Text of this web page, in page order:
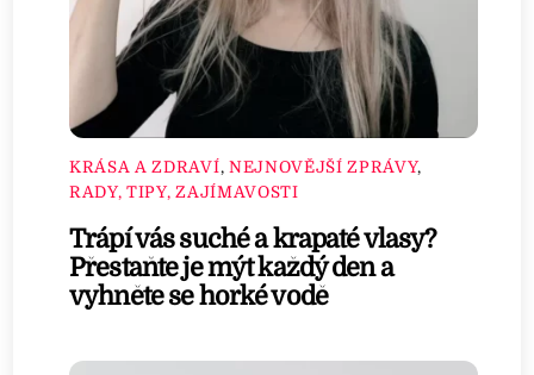
KRÁSA A ZDRAVÍ, NEJNOVĚJŠÍ ZPRÁVY,
RADY, TIPY, ZAJÍMAVOSTI
Trápí vás suché a krapaté vlasy?
Přestaňte je mýt každý den a
vyhněte se horké vodě